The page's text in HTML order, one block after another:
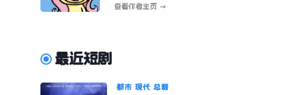
查看作者主页 →
最近短剧
都市 现代 总裁